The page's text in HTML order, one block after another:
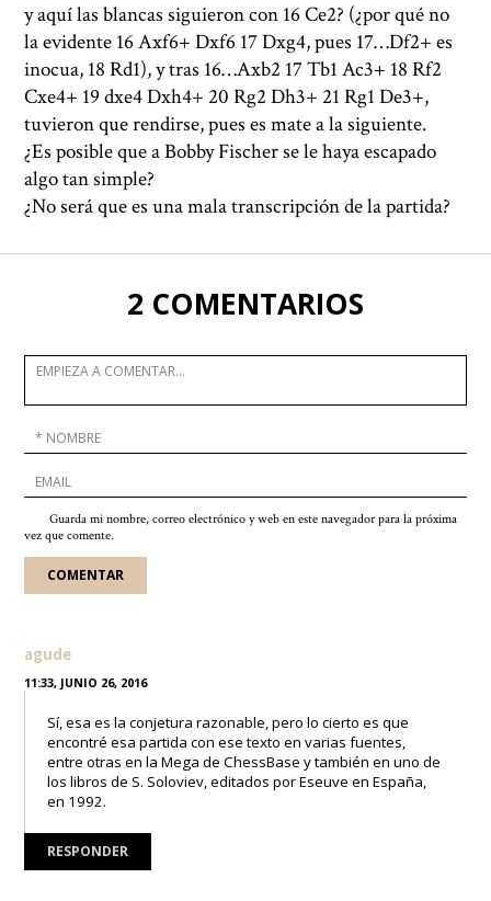
y aquí las blancas siguieron con 16 Ce2? (¿por qué no
la evidente 16 Axf6+ Dxf6 17 Dxg4, pues 17…Df2+ es
inocua, 18 Rd1), y tras 16…Axb2 17 Tb1 Ac3+ 18 Rf2
Cxe4+ 19 dxe4 Dxh4+ 20 Rg2 Dh3+ 21 Rg1 De3+,
tuvieron que rendirse, pues es mate a la siguiente.
¿Es posible que a Bobby Fischer se le haya escapado
algo tan simple?
¿No será que es una mala transcripción de la partida?
2 COMENTARIOS
Guarda mi nombre, correo electrónico y web en este navegador para la próxima
vez que comente.
agude
11:33, JUNIO 26, 2016
Sí, esa es la conjetura razonable, pero lo cierto es que
encontré esa partida con ese texto en varias fuentes,
entre otras en la Mega de ChessBase y también en uno de
los libros de S. Soloviev, editados por Eseuve en España,
en 1992.
RESPONDER